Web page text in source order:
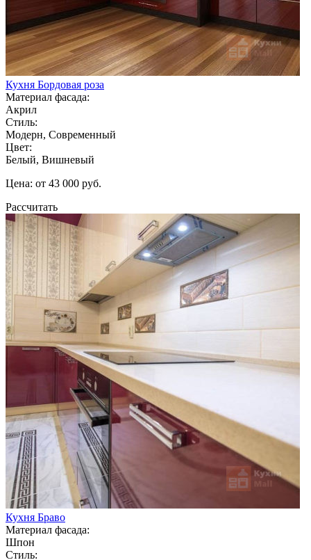
Кухня Бордовая роза
Материал фасада:
Акрил
Стиль:
Модерн, Современный
Цвет:
Белый, Вишневый
Цена: от 43 000 руб.
Рассчитать
Кухня Браво
Материал фасада:
Шпон
Стиль: